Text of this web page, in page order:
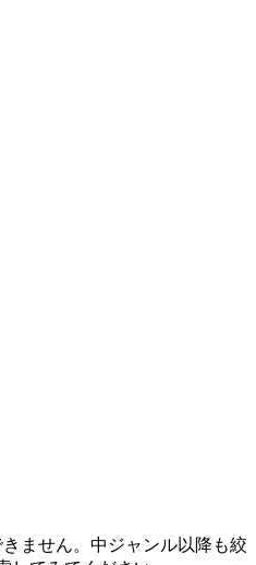
ません。中ジャンル以降も絞